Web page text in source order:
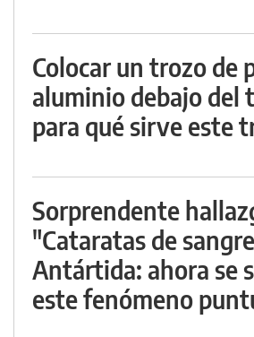
Colocar un trozo de
aluminio debajo del
para qué sirve este
Sorprendente
"Cataratas de
Antártida: ahora se
este fenómeno